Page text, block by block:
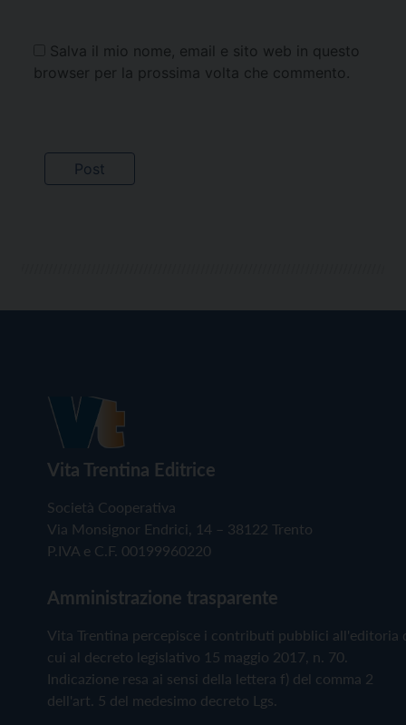
Salva il mio nome, email e sito web in questo
browser per la prossima volta che commento.
Vita Trentina Editrice
Società Cooperativa
Via Monsignor Endrici, 14 – 38122 Trento
P.IVA e C.F. 00199960220
Amministrazione trasparente
Vita Trentina percepisce i contributi pubblici all'editoria
cui al decreto legislativo 15 maggio 2017, n. 70.
Indicazione resa ai sensi della lettera f) del comma 2
dell'art. 5 del medesimo decreto Lgs.